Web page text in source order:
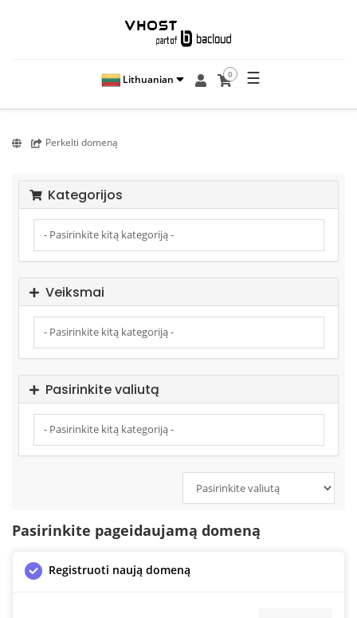
Lithuanian 0 ☰
Perkelti domeną
Kategorijos
Veiksmai
Pasirinkite valiutą
Pasirinkite pageidaujamą domeną
Registruoti naują domeną